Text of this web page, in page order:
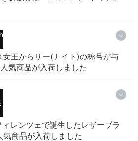
王からサー(ナイト)の称号が与
気商品が入荷しました
レンツェで誕生したレザーブラ
気商品が入荷しました